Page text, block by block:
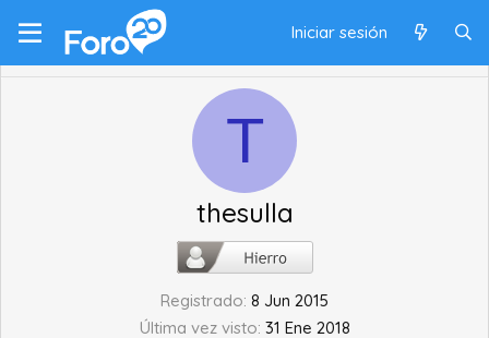
Iniciar sesión
T
thesulla
Registrado 8 Jun 2015
Última vez visto 31 Ene 2018